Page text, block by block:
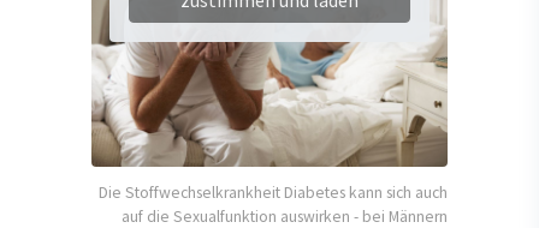
Die Stoffwechselkrankheit Diabetes kann sich auch
auf die Sexualfunktion auswirken - bei Männern